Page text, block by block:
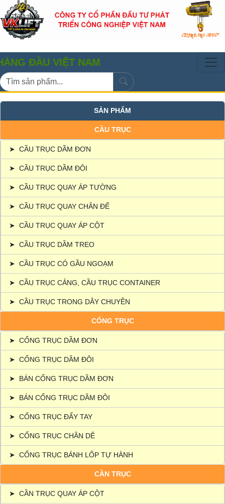
VIỆT NAM
SẢN PHẨM
CẦU TRỤC
➤ CẦU TRỤC DẦM ĐƠN
➤ CẦU TRỤC DẦM ĐÔI
➤ CẦU TRỤC QUAY ÁP TƯỜNG
➤ CẦU TRỤC QUAY CHÂN ĐẾ
➤ CẦU TRỤC QUAY ÁP CỘT
➤ CẦU TRỤC DẦM TREO
➤ CẦU TRỤC CÓ GẦU NGOẠM
➤ CẦU TRỤC CẢNG, CẦU TRỤC CONTAINER
➤ CẦU TRỤC TRONG DÂY CHUYỀN
CỔNG TRỤC
➤ CỔNG TRỤC DẦM ĐƠN
➤ CỔNG TRỤC DẦM ĐÔI
➤ BÁN CỔNG TRỤC DẦM ĐƠN
➤ BÁN CỔNG TRỤC DẦM ĐÔI
➤ CỔNG TRỤC ĐẨY TAY
➤ CỔNG TRỤC CHÂN DÊ
➤ CỔNG TRỤC BÁNH LỐP TỰ HÀNH
CẦN TRỤC
➤ CẦN TRỤC QUAY ÁP CỘT